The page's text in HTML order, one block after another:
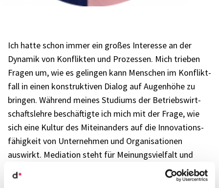
Ich hatte schon immer ein großes Inter­esse an der
Dyna­mik von Konflik­ten und Prozes­sen. Mich trie­ben
Fragen um, wie es gelin­gen kann Menschen im Konflikt­
fall in einen konstruk­ti­ven Dialog auf Augen­höhe zu
brin­gen. Während meines Studi­ums der Betriebs­wirt­
schafts­lehre beschäf­tigte ich mich mit der Frage, wie
sich eine Kultur des Mitein­an­ders auf die Inno­va­ti­ons­
fä­hig­keit von Unter­neh­men und Orga­ni­sa­tio­nen
auswirkt. Media­tion steht für Meinungs­viel­falt und
Perspek­ti­ven und Selbst­ver­ant­wor­tung, Vertrauen,
Offen­heit und Entwick­lung gehö­ren ebenso zum Selbst­